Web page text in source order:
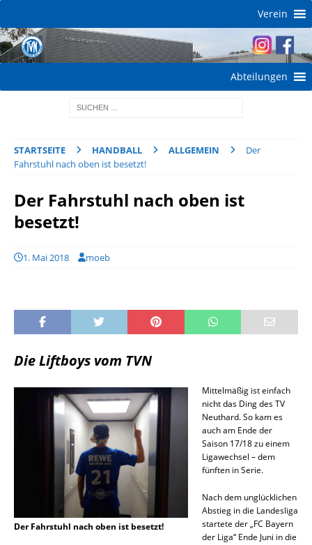
Verein
Abteilungen
STARTSEITE HANDBALL ALLGEMEIN
Der
Fahrstuhl nach oben ist besetzt!
Der Fahrstuhl nach oben ist
besetzt!
1. Mai 2018 moeb
Die Liftboys vom TVN
Der Fahrstuhl nach oben ist besetzt!
Mittelmäßig ist einfach
nicht das Ding des TV
Neuthard. So kam es
auch am Ende der
Saison 17/18 zu einem
Ligawechsel – dem
fünften in Serie.
Nach dem unglücklichen
Abstieg in die Landesliga
startete der „FC Bayern
der Liga“ Ende Juni in die